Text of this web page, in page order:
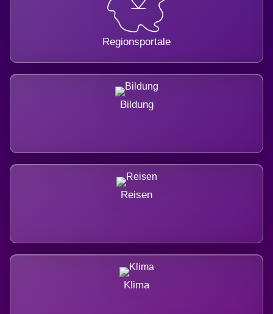
Regionsportale
Bildung
Reisen
Klima